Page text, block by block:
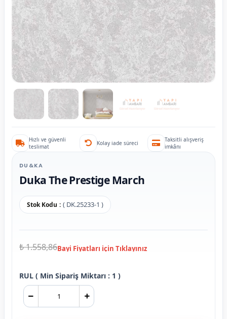
Hızlı ve güvenli
teslimat
Kolay iade süreci
Taksitli alışveriş
imkânı
DU&KA
Duka The Prestige March
Stok Kodu ( DK.25233-1 )
₺ 1.558,86
RUL ( Min Sipariş Miktarı : 1 )